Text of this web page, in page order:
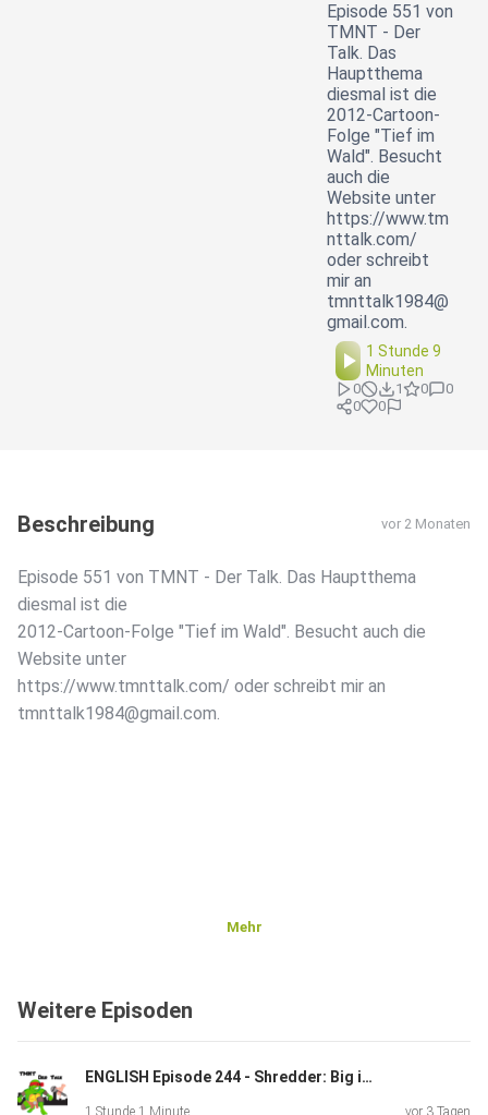
Episode 551 von
TMNT - Der
Talk. Das
Hauptthema
diesmal ist die
2012-Cartoon-
Folge "Tief im
Wald". Besucht
auch die
Website unter
https://www.tm
nttalk.com/
oder schreibt
mir an
tmnttalk1984@
gmail.com.
1 Stunde 9
Minuten
0 1 0
0
0
0
Beschreibung vor 2 Monaten
Episode 551 von TMNT - Der Talk. Das Hauptthema
diesmal ist die
2012-Cartoon-Folge "Tief im Wald". Besucht auch die
Website unter
https://www.tmnttalk.com/ oder schreibt mir an
tmnttalk1984@gmail.com.
Mehr
Weitere Episoden
ENGLISH Episode 244 - Shredder: Big in Japan
1 Stunde 1 Minute vor 3 Tagen